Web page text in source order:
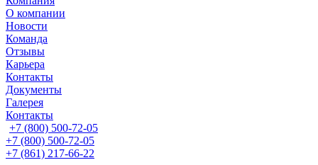
О компании
Новости
Команда
Отзывы
Карьера
Контакты
Документы
Галерея
Контакты
+7 (800) 500-72-05
+7 (800) 500-72-05
+7 (861) 217-66-22